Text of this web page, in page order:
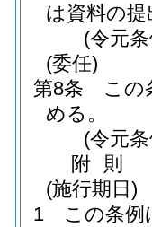
は資料の
(令元
(委任)
第8条
この
める。
(令元
附 則
(施行期日)
1
この条例